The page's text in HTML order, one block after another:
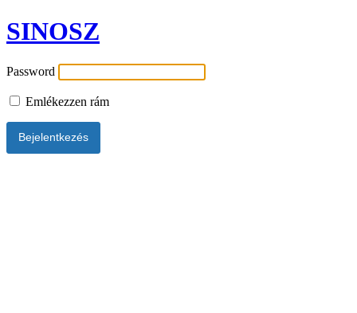
SINOSZ
Password
Emlékezzen rám